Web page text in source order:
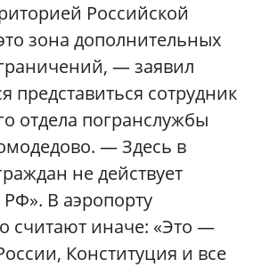
Российской
зона дополнительных
— заявил
представиться сотрудник
отдела погранслужбы
— Здесь в
не действует
В аэропорту
считают иначе: «Это —
Конституция и все